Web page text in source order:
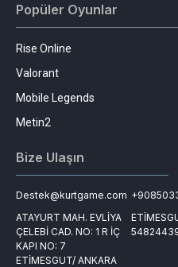
Popüler Oyunlar
Rise Online
Valorant
Mobile Legends
Metin2
Bize Ulaşın
Destek@kurtgame.com
ATAYURT MAH. EVLİYA
ÇELEBİ CAD. NO: 1 R İÇ
KAPI NO: 7
ETİMESGUT/ ANKARA